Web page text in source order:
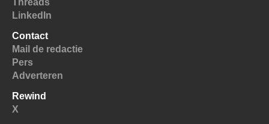
LinkedIn
Contact
Mail de redactie
Pers
Adverteren
Rewind
X